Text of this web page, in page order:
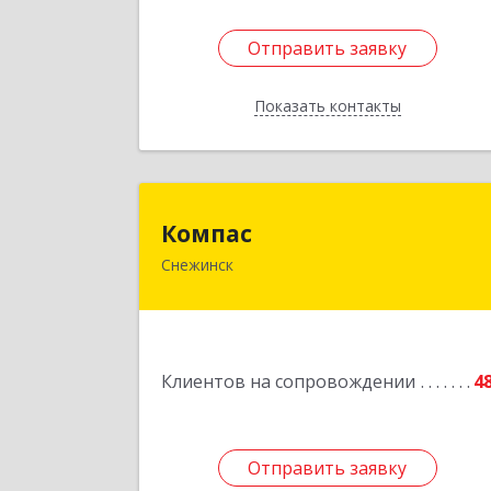
Отправить заявку
Показать контакты
Отправить заявку
Назад
Компас
Снежинск
Клиентов на сопровождении
Отправить заявку
456776, Челябинская обл, Снежинск г,
Отправить заявку